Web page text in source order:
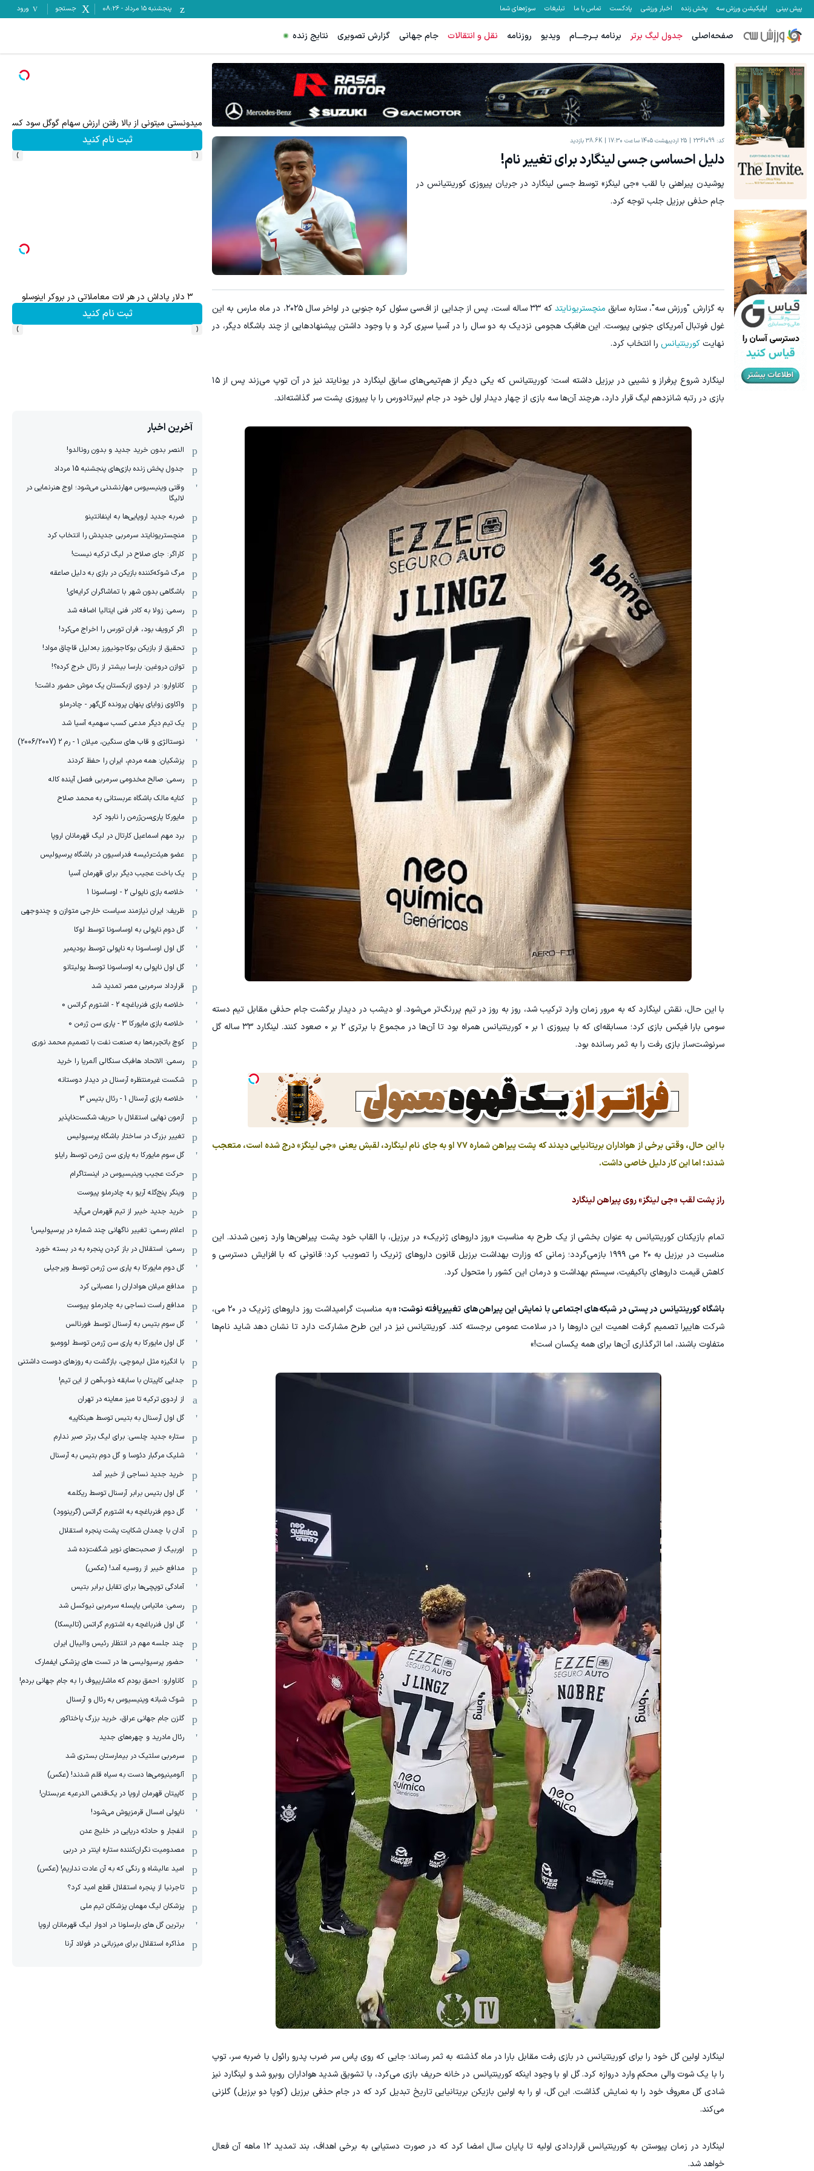
پیش بینی اپلیکیشن ورزش سه پخش زنده اخبار ورزشی پادکست تماس با ما تبلیغات سوژه‌های شما پنجشنبه ۱۵ مرداد -
08:26 جستجو ورود
صفحه‌اصلی جدول لیگ برتر برنامه بــرجـــام ویدیو روزنامه نقل و انتقالات جام جهانی گزارش تصویری نتایج زنده
کد: 2361099 25 اردیبهشت 1405 ساعت 17:30 38.6K بازدید
دلیل احساسی جسی لینگارد برای تغییر نام!
پوشیدن پیراهنی با لقب «جی لینگز» توسط جسی لینگارد در جریان پیروزی کورینتیانس در
جام حذفی برزیل جلب توجه کرد.
به گزارش "ورزش سه"، ستاره سابق منچستریونایتد
که ۳۳ ساله است، پس از جدایی از اف‌سی سئول کره جنوبی در اواخر سال ۲۰۲۵، در ماه مارس به این
غول فوتبال آمریکای جنوبی پیوست. این هافبک هجومی نزدیک به دو سال را در آسیا سپری کرد و با وجود داشتن پیشنهادهایی از چند باشگاه دیگر، در
نهایت کورینتیانس را انتخاب کرد.
لینگارد شروع پرفراز و نشیبی در برزیل داشته است؛ کورینتیانس که یکی دیگر از هم‌تیمی‌های سابق لینگارد در یونایتد نیز در آن توپ می‌زند پس از ۱۵
بازی در رتبه شانزدهم لیگ قرار دارد، هرچند آن‌ها سه بازی از چهار دیدار اول خود در جام لیبرتادورس را با پیروزی پشت سر گذاشته‌اند.
با این حال، نقش لینگارد که به مرور زمان وارد ترکیب شد، روز به روز در تیم پررنگ‌تر می‌شود. او دیشب در دیدار برگشت جام حذفی مقابل تیم دسته
سومی بارا فیکس بازی کرد؛ مسابقه‌ای که با پیروزی ۱ بر ۰ کورینتیانس همراه بود تا آن‌ها در مجموع با برتری ۲ بر ۰ صعود کنند. لینگارد ۳۳ ساله گل
سرنوشت‌ساز بازی رفت را به ثمر رسانده بود.
با این حال، وقتی برخی از هواداران بریتانیایی دیدند که پشت پیراهن شماره ۷۷ او به جای نام لینگارد، لقبش یعنی «جی لینگز» درج شده است، متعجب
شدند؛ اما این کار دلیل خاصی داشت.
راز پشت لقب «جی لینگز» روی پیراهن لینگارد
تمام بازیکنان کورینتیانس به عنوان بخشی از یک طرح به مناسبت «روز داروهای ژنریک» در برزیل، با القاب خود پشت پیراهن‌ها وارد زمین شدند. این
مناسبت در برزیل به ۲۰ می ۱۹۹۹ بازمی‌گردد؛ زمانی که وزارت بهداشت برزیل قانون داروهای ژنریک را تصویب کرد؛ قانونی که با افزایش دسترسی و
کاهش قیمت داروهای باکیفیت، سیستم بهداشت و درمان این کشور را متحول کرد.
باشگاه کورینتیانس در پستی در شبکه‌های اجتماعی با نمایش این پیراهن‌های تغییریافته نوشت: «
به مناسبت گرامیداشت روز داروهای ژنریک در ۲۰ می،
شرکت هایپرا تصمیم گرفت اهمیت این داروها را در سلامت عمومی برجسته کند. کورینتیانس نیز در این طرح مشارکت دارد تا نشان دهد شاید نام‌ها
متفاوت باشند، اما اثرگذاری آن‌ها برای همه یکسان است!»
لینگارد اولین گل خود را برای کورینتیانس در بازی رفت مقابل بارا در ماه گذشته به ثمر رساند؛ جایی که روی پاس سر ضرب پدرو رائول با ضربه سر، توپ
را با یک شوت والی محکم وارد دروازه کرد. گل او با وجود اینکه کورینتیانس در خانه حریف بازی می‌کرد، با تشویق شدید هواداران روبرو شد و لینگارد نیز
شادی گل معروف خود را به نمایش گذاشت. این گل، او را به اولین بازیکن بریتانیایی تاریخ تبدیل کرد که در جام حذفی برزیل (کوپا دو برزیل) گلزنی
می‌کند.
لینگارد در زمان پیوستن به کورینتیانس قراردادی اولیه تا پایان سال امضا کرد که در صورت دستیابی به برخی اهداف، بند تمدید ۱۲ ماهه آن فعال
خواهد شد.
میدونستی میتونی از بالا رفتن ارزش سهام گوگل سود کسب کنی؟
ثبت نام کنید
تا %60 تخفیف محصولات جین وست + خرید در 4 قسط ترید XAUUSD با اسپرد از صفر پیپ
ثبت نام کنید
ترید EURUSD با اسپرد از صفر پیپ
ثبت نام کنید
‹
›
۳ دلار پاداش در هر لات معاملاتی در بروکر اینوسلو
ثبت نام کنید ثبت نام کنید مشاهده و خرید
میدونستی میتونی از بالا رفتن ارزش سهام گوگل سود کسب
ثبت نام کنید
‹
›
آخرین اخبار
النصر بدون خرید جدید و بدون رونالدو!
جدول پخش زنده بازی‌های پنجشنبه 15 مرداد
وقتی وینیسیوس مهارنشدنی می‌شود؛ اوج هنرنمایی در
لالیگا
ضربه جدید اروپایی‌ها به اینفانتینو
منچستریونایتد سرمربی جدیدش را انتخاب کرد
کاراگر: جای صلاح در لیگ ترکیه نیست!
مرگ شوکه‌کننده بازیکن در بازی به دلیل صاعقه
باشگاهی بدون شهر با تماشاگران کرایه‌ای!
رسمی: زولا به کادر فنی ایتالیا اضافه شد
اگر کرویف بود، فران تورس را اخراج می‌کرد!
تحقیق از بازیکن بوکاجونیورز به‌دلیل قاچاق مواد!
توازن دروغین: بارسا بیشتر از رئال خرج کرده؟!
کاناوارو: در اردوی ازبکستان یک موش حضور داشت!
واکاوی زوایای پنهان پرونده گل‌گهر - چادرملو
یک تیم دیگر مدعی کسب سهمیه آسیا شد
نوستالژی و قاب های سنگین، میلان 1 - رم 2 (2006/2007)
پزشکیان: همه مردم، ایران را حفظ کردند
رسمی: صالح مخدومی سرمربی فصل آینده کاله
کنایه مالک باشگاه عربستانی به محمد صلاح
مایورکا پاری‌سن‌ژرمن را نابود کرد
برد مهم اسماعیل کارتال در لیگ قهرمانان اروپا
عضو هیئت‌رئیسه فدراسیون در باشگاه پرسپولیس
یک باخت عجیب دیگر برای قهرمان آسیا
خلاصه بازی ناپولی 2 - اوساسونا 1
ظریف: ایران نیازمند سیاست خارجی متوازن و چندوجهی
گل دوم ناپولی به اوساسونا توسط لوکا
گل اول اوساسونا به ناپولی توسط بودیمیر
گل اول ناپولی به اوساسونا توسط پولیتانو
قرارداد سرمربی مصر تمدید شد
خلاصه بازی فنرباغچه 2 - اشتورم گراتس 0
خلاصه بازی مایورکا 3 - پاری سن ژرمن 0
کوچ باتجربه‌ها به صنعت نفت با تصمیم محمد نوری
رسمی: الاتحاد هافبک سنگالی آلمریا را خرید
شکست غیرمنتظره آرسنال در دیدار دوستانه
خلاصه بازی آرسنال 1 - رئال بتیس 3
آزمون نهایی استقلال با حریف شکست‌ناپذیر
تغییر بزرگ در ساختار باشگاه پرسپولیس
گل سوم مایورکا به پاری سن ژرمن توسط رایلو
حرکت عجیب وینیسیوس در اینستاگرام
وینگر پنج‌گله آریو به چادرملو پیوست
خرید جدید خیبر از تیم قهرمان می‌آید
اعلام رسمی: تغییر ناگهانی چند شماره در پرسپولیس!
رسمی: استقلال در باز کردن پنجره به در بسته خورد
گل دوم مایورکا به پاری سن ژرمن توسط ویرجیلی
مدافع میلان هواداران را عصبانی کرد
مدافع راست نساجی به چادرملو پیوست
گل سوم بتیس به آرسنال توسط فورنالس
گل اول مایورکا به پاری سن ژرمن توسط لوومبو
با انگیزه مثل لیموچی، بازگشت به روزهای دوست داشتنی
جدایی کاپیتان با سابقه ذوب‌آهن از این تیم!
از اردوی ترکیه تا میز معاینه در تهران
گل اول آرسنال به بتیس توسط هینکاپیه
ستاره جدید چلسی: برای لیگ برتر صبر ندارم
شلیک مرگبار دئوسا و گل دوم بتیس به آرسنال
خرید جدید نساجی از خیبر آمد
گل اول بتیس برابر آرسنال توسط ریکلمه
گل دوم فنرباغچه به اشتورم گراتس (گرینوود)
آدان با چمدان شکایت پشت پنجره استقلال
اوربیگ از صحبت‌های نویر شگفت‌زده شد
مدافع خیبر از روسیه آمد! (عکس)
آمادگی توپچی‌ها برای تقابل برابر بتیس
رسمی: ماتیاس یایسله سرمربی نیوکسل شد
گل اول فنرباغچه به اشتورم گراتس (تالیسکا)
چند جلسه مهم در انتظار رئیس والیبال ایران
حضور پرسپولیسی ها در تست های پزشکی ایفمارک
کاناوارو: احمق بودم که ماشاریپوف را به جام جهانی بردم!
شوک شبانه وینیسیوس به رئال و آرسنال
گلزن جام جهانی عراق، خرید بزرگ پاختاکور
رئال مادرید و چهره‌های جدید
سرمربی سلتیک در بیمارستان بستری شد
آلومینیومی‌ها دست به سیاه قلم شدند! (عکس)
کاپیتان قهرمان اروپا در یک‌قدمی الدرعیه عربستان!
ناپولی امسال قرمزپوش می‌شود!
انفجار و حادثه دریایی در خلیج عدن
مصدومیت نگران‌کننده ستاره اینتر در دربی
امید عالیشاه و رنگی که به آن عادت نداریم! (عکس)
تاجرنیا از پنجره استقلال قطع امید کرد؟
پزشکان لیگ مهمان پزشکان تیم ملی
برترین گل های بارسلونا در ادوار لیگ قهرمانان اروپا
مذاکره استقلال برای میزبانی در فولاد آرنا